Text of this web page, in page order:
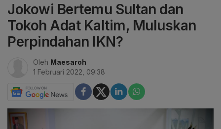
Jokowi Bertemu Sultan dan
Tokoh Adat Kaltim, Muluskan
Perpindahan IKN?
Oleh Maesaroh
1 Februari 2022, 09:38